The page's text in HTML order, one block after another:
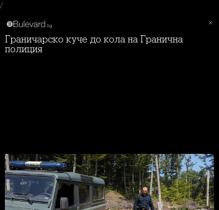
/
Граничарско куче до кола на Гранична
полиция